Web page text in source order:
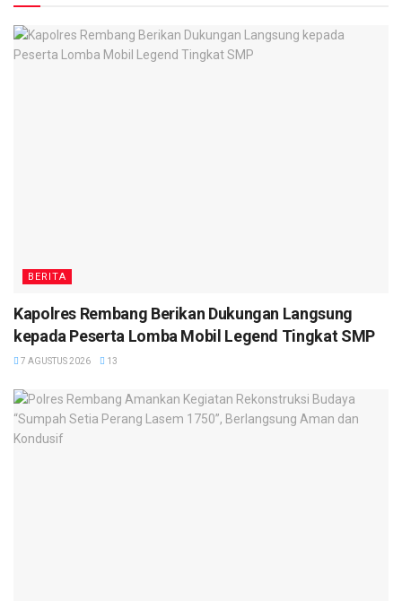
BERITA
Kapolres Rembang Berikan Dukungan Langsung
kepada Peserta Lomba Mobil Legend Tingkat SMP
7 AGUSTUS 2026 13